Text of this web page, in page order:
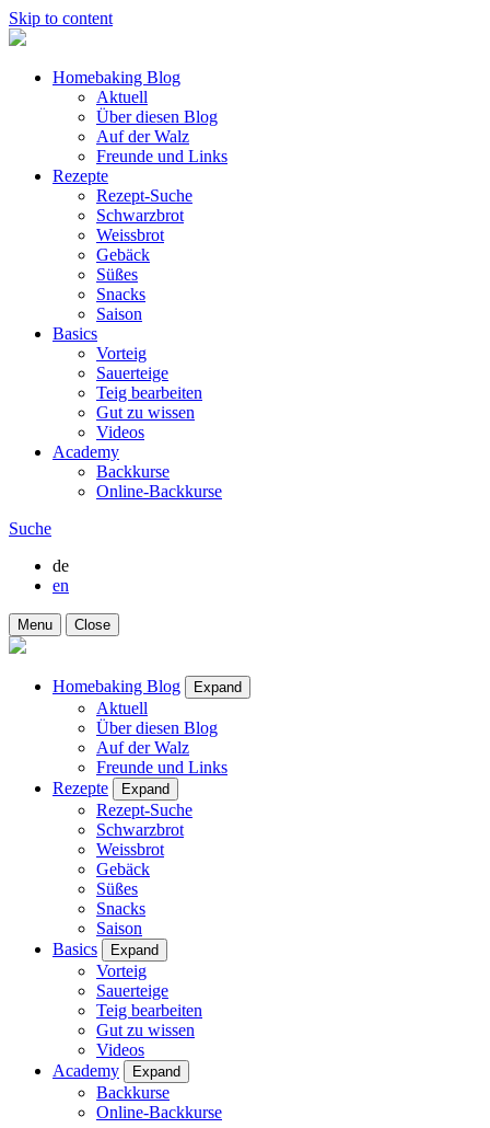
Skip to content
Homebaking Blog
Aktuell
Über diesen Blog
Auf der Walz
Freunde und Links
Rezepte
Rezept-Suche
Schwarzbrot
Weissbrot
Gebäck
Süßes
Snacks
Saison
Basics
Vorteig
Sauerteige
Teig bearbeiten
Gut zu wissen
Videos
Academy
Backkurse
Online-Backkurse
Suche
de
en
Menu Close
Homebaking Blog Expand
Aktuell
Über diesen Blog
Auf der Walz
Freunde und Links
Rezepte
Expand
Rezept-Suche
Schwarzbrot
Weissbrot
Gebäck
Süßes
Snacks
Saison
Basics
Expand
Vorteig
Sauerteige
Teig bearbeiten
Gut zu wissen
Videos
Academy
Expand
Backkurse
Online-Backkurse